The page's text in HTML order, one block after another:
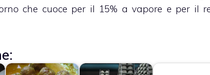
che cuoce per il 15% a vapore e per il